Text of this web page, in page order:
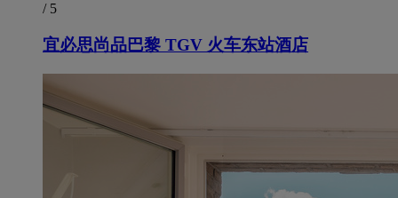
/ 5
宜必思尚品巴黎 TGV 火车东站酒店